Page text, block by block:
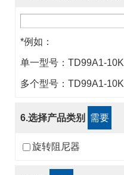
*例如：
单一型号：TD99A1-10K
多个型号：TD99A1-
6.选择产品类别 需要
旋转阻尼器